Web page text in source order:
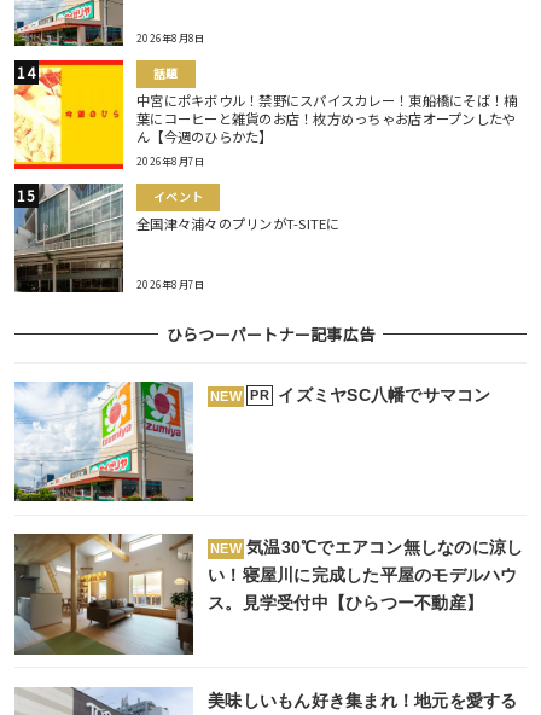
2026年8月8日
話題
中宮にポキボウル！禁野にスパイスカレー！東船橋にそば！楠
葉にコーヒーと雑貨のお店！枚方めっちゃお店オープンしたや
ん【今週のひらかた】
2026年8月7日
イベント
全国津々浦々のプリンがT-SITEに
2026年8月7日
ひらつーパートナー記事広告
NEW PR イズミヤSC八幡でサマコン
NEW 気温30℃でエアコン無しなのに涼し
い！寝屋川に完成した平屋のモデルハウ
ス。見学受付中【ひらつー不動産】
美味しいもん好き集まれ！地元を愛する